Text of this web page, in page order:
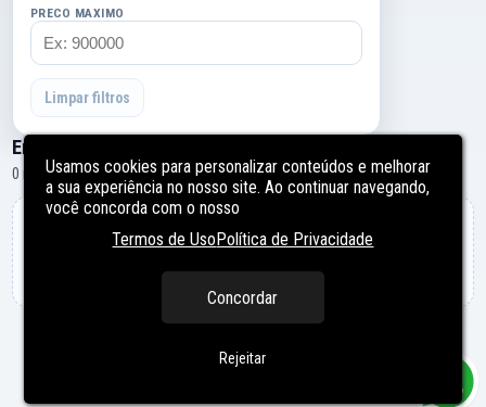
Usamos cookies para personalizar conteúdos e melhorar
a sua experiência no nosso site. Ao continuar navegando,
você concorda com o nosso
Termos de UsoPolítica de Privacidade
Concordar
Rejeitar
PRECO MAXIMO
Limpar filtros
Empreendimentos
0 resultados
Nenhum empreendimento encontrado
Tente ajustar os filtros para ampliar a busca.